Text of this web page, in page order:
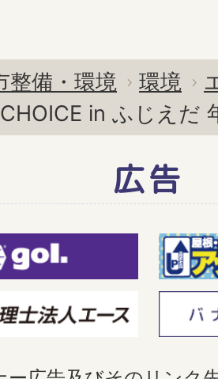
整備・環境 環境
in ふじえだ
広告